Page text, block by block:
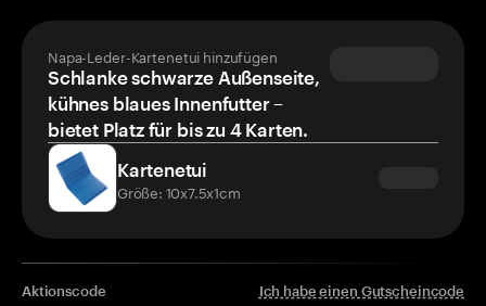
Napa-Leder-Kartenetui hinzufügen
Schlanke schwarze Außenseite,
kühnes blaues Innenfutter –
bietet Platz für bis zu 4 Karten.
Kartenetui
Größe: 10x7.5x1cm
Aktionscode Ich habe einen Gutscheincode